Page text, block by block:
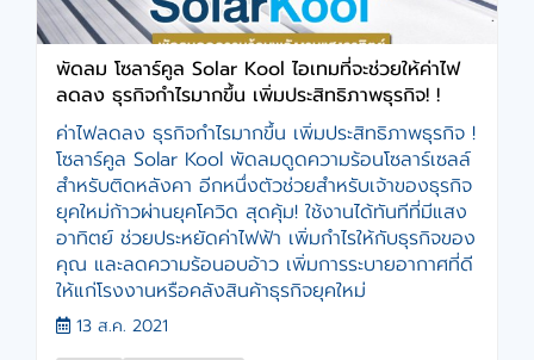
พัดลม โซลาร์คูล Solar Kool ไอเทมที่จะช่วยให้ค่าไฟ
ลดลง ธุรกิจกำไรมากขึ้น เพิ่มประสิทธิภาพธุรกิจ! !
ค่าไฟลดลง ธุรกิจกำไรมากขึ้น เพิ่มประสิทธิภาพธุรกิจ !
โซลาร์คูล Solar Kool พัดลมดูดความร้อนโซลาร์เซลล์
สำหรับติดหลังคา อีกหนึ่งตัวช่วยสำหรับเจ้าของธุรกิจ
ยุคใหม่ก้าวผ่านยุคโควิด สุดคุ้ม! ใช้งานได้ทันทีที่มีแสง
อาทิตย์ ช่วยประหยัดค่าไฟฟ้า เพิ่มกำไรให้กับธุรกิจของ
คุณ และลดความร้อนอบอ้าว เพิ่มการระบายอากาศที่ดี
ให้แก่โรงงานหรือคลังสินค้าธุรกิจยุคใหม่
13 ส.ค. 2021